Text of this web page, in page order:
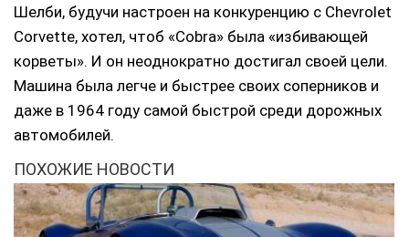
Шелби, будучи настроен на конкуренцию с Chevrolet
Corvette, хотел, чтоб «Cobra» была «избивающей
корветы». И он неоднократно достигал своей цели.
Машина была легче и быстрее своих соперников и
даже в 1964 году самой быстрой среди дорожных
автомобилей.
ПОХОЖИЕ НОВОСТИ